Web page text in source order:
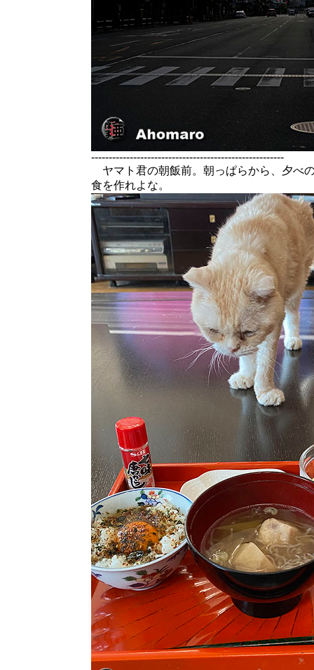
-------------------------------------------------------
ヤマト君の朝飯前。朝っぱらから、夕べ
食を作れよな。